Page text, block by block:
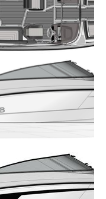
Sockel
(2)